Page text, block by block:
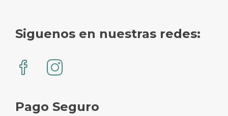
Siguenos en nuestras redes:
Pago Seguro